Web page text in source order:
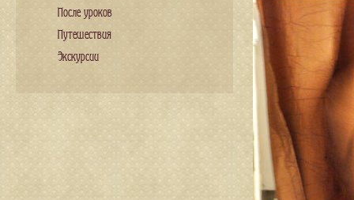
После уроков
Путешествия
Экскурсии